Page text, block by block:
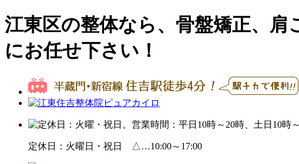
江東区の整体なら、骨盤矯正、肩
にお任せ下さい！
定休日：火曜日・祝日 △…10:00～17:00